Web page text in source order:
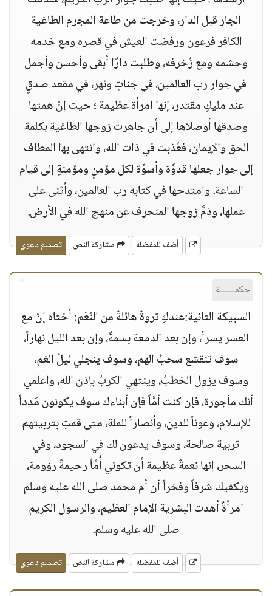
الجار قبل الدار، وخرجت من طاعة اﻟﻤﺠرم الطاغية
الكافر فرعون ورفضت العيش في قصره ومع خدمه
وحشمه ومع زُخرفه، وطلبت دارًا أبقى وأحسن وأجمل
في جوار رب العالمين، في جناتٍ وﻧﻬر، في مقعد صدقٍ
عند مليكٍ مقتدر، إﻧﻬا امرأة عظيمة ؛ حيث إنَّ همتها
وصدقها أوصلاها إلى أن جاهرت زوجها الطاغية بكلمة
الحق والإيمان، فعُذبت في ذات الله، وانتهى ﺑﻬا المطاف
إلى جوار جعلها قدوًة وأسوًة لكل مؤمنٍ ومؤمنةٍ إلى قيام
الساعة. وامتدحها في كتابه رب العالمين، وأثنى على
عملها، وذمَّ زوجها المنحرف عن منهج الله في الأرض.
أضف للمفضلة مشاركة النص تصميم دعوي
حكمــــــة
السبيكة الثانية:عندكِ ثروةٌ هائلةٌ من النِّعَم: أختاه إنّ مع
العسر يسراً، وإن بعد الدمعة بسمةً، وإن بعد الليل نهاراً،
سوف تنقشع سحبُ الهم، وسوف ينجلي ليلُ الغم،
وسوف يزول الخطبُ، وينتهي الكربُ بإذن الله، واعلمي
أنك مأجورة، فإن كنت أمَّاً فإن أبناءك سوف يكونون مَدداً
للإسلام، وعوناً للدين، وأنصاراً للملة، متى قمتِ بتربيتهم
تربية صالحة، وسوف يدعون لك في السجود، وفي
السحر، إنها نعمةٌ عظيمة أن تكوني أُمَّاً رحيمةً رؤومة،
ويكفيك شرفاً وفخراً أن أم محمد صلى الله عليه وسلم
امرأةٌ أهدت البشرية الإمام العظيم، والرسول الكريم
صلى الله عليه وسلم.
أضف للمفضلة مشاركة النص تصميم دعوي